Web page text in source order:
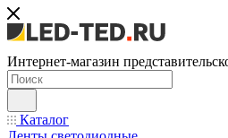
Интернет-магазин
Каталог